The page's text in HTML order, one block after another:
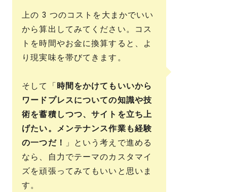
上の 3 つのコストを大まかでいい
から算出してみてください。コス
トを時間やお金に換算すると、よ
り現実味を帯びてきます。
そして「時間をかけてもいいから
ワードプレスについての知識や技
術を蓄積しつつ、サイトを立ち上
げたい。メンテナンス作業も経験
の一つだ！
」という考えで進める
なら、自力でテーマのカスタマイ
ズを頑張ってみてもいいと思いま
す。